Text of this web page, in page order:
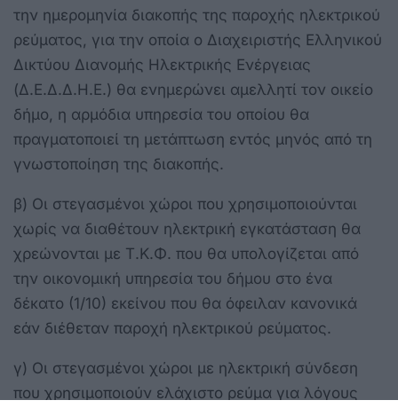
την ημερομηνία διακοπής της παροχής ηλεκτρικού
ρεύματος, για την οποία ο Διαχειριστής Ελληνικού
Δικτύου Διανομής Ηλεκτρικής Ενέργειας
(Δ.Ε.Δ.Δ.Η.Ε.) θα ενημερώνει αμελλητί τον οικείο
δήμο, η αρμόδια υπηρεσία του οποίου θα
πραγματοποιεί τη μετάπτωση εντός μηνός από τη
γνωστοποίηση της διακοπής.
β) Οι στεγασμένοι χώροι που χρησιμοποιούνται
χωρίς να διαθέτουν ηλεκτρική εγκατάσταση θα
χρεώνονται με Τ.Κ.Φ. που θα υπολογίζεται από
την οικονομική υπηρεσία του δήμου στο ένα
δέκατο (1/10) εκείνου που θα όφειλαν κανονικά
εάν διέθεταν παροχή ηλεκτρικού ρεύματος.
γ) Οι στεγασμένοι χώροι με ηλεκτρική σύνδεση
που χρησιμοποιούν ελάχιστο ρεύμα για λόγους